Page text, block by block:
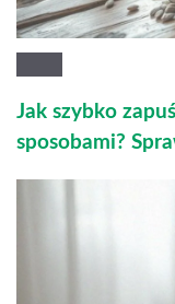
Jak szybko
sposobami?